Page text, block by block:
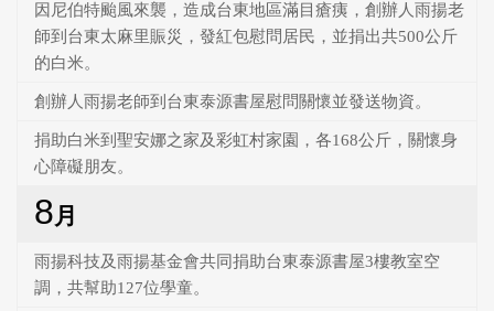
因尼伯特颱風來襲，造成台東地區滿目瘡痍，創辦人雨揚老
師到台東太麻里賑災，發紅包慰問居民，並捐出共500公斤
的白米。
創辦人雨揚老師到台東泰源書屋慰問關懷並發送物資。
捐助白米到聖安娜之家及彩虹村家園，各168公斤，關懷身
心障礙朋友。
8月
雨揚科技及雨揚基金會共同捐助台東泰源書屋3樓教室空
調，共幫助127位學童。